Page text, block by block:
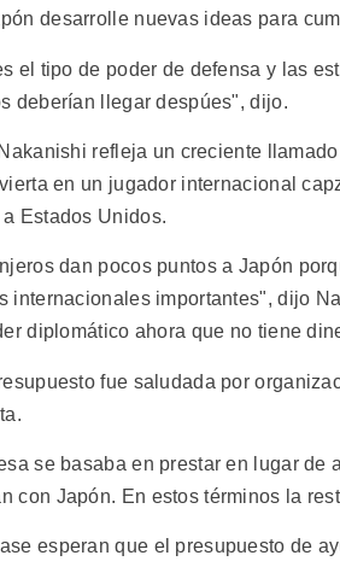
desarrolle nuevas ideas para
el tipo de poder de defensa y las
deberían llegar despúes", dijo.
refleja un creciente
en un jugador internacional
Estados Unidos.
dan pocos puntos a Japón
internacionales importantes", dijo
diplomático ahora que no tiene
fue saludada por
se basaba en prestar en lugar de
con Japón. En estos términos la
esperan que el presupuesto de